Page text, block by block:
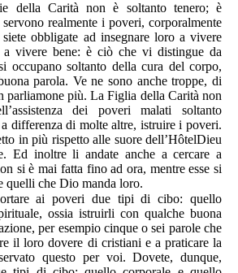
della Carità non è soltanto tenero; è
realmente i poveri, corporalmente
obbligate ad insegnare loro a vivere
a vivere bene: è ciò che vi distingue da
occupano soltanto della cura del corpo,
parola. Ve ne sono anche troppe, di
più. La Figlia della Carità non
dei poveri malati soltanto
differenza di molte altre, istruire i poveri.
in più rispetto alle suore dell’HôtelDieu
Ed inoltre li andate anche a cercare a
si è mai fatta fino ad ora, mentre esse si
quelli che Dio manda loro.
ai poveri due tipi di cibo: quello
ossia istruirli con qualche buo­na
per esempio cinque o sei parole che
il loro dovere di cristiani e a praticare la
questo per voi. Do­vete, dunque,